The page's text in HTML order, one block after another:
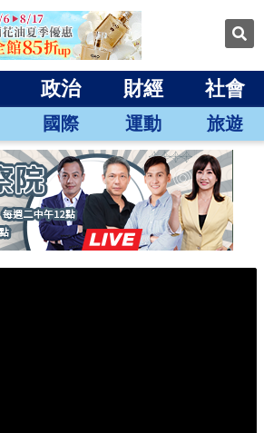
政治 財經 社會
國際 運動 旅遊